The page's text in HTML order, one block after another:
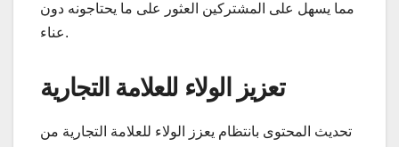
مما يسهل على المشتركين العثور على ما يحتاجونه دون
عناء.
تعزيز الولاء للعلامة التجارية
تحديث المحتوى بانتظام يعزز الولاء للعلامة التجارية من